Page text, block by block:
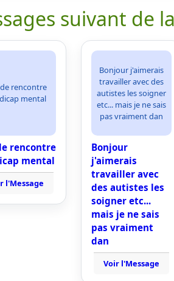
suivant de
rencontre
mental
rencontre
mental
l'Message
Bonjour j'aimerais
travailler avec des
autistes les soigner
etc... mais je ne sais
pas vraiment dan
Bonjour
j'aimerais
travailler avec
des autistes les
soigner etc...
mais je ne sais
pas vraiment
dan
Voir l'Message